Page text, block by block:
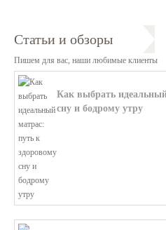
Статьи и обзоры
Пишем для вас, наши любимые клиенты
Как выбрать
сну и бодрому утру